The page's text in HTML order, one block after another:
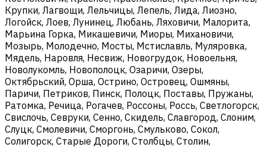
Крупки, Лагвощи, Лельчицы, Лепель, Лида, Лиозно,
Логойск, Лоев, Лунинец, Любань, Ляховичи, Малорита,
Марьина Горка, Микашевичи, Миоры, Михановичи,
Мозырь, Молодечно, Мосты, Мстиславль, Муляровка,
Мядель, Наровля, Несвиж, Новогрудок, Новоельня,
Новолукомль, Новополоцк, Озаричи, Озеры,
Октябрьский, Орша, Острино, Островец, Ошмяны,
Паричи, Петриков, Пинск, Полоцк, Поставы, Пружаны,
Ратомка, Речица, Рогачев, Россоны, Россь, Светлогорск,
Свислочь, Севруки, Сенно, Скидель, Славгород, Слоним,
Слуцк, Смолевичи, Сморгонь, Смульково, Сокол,
Солигорск, Старые Дороги, Столбцы, Столин,